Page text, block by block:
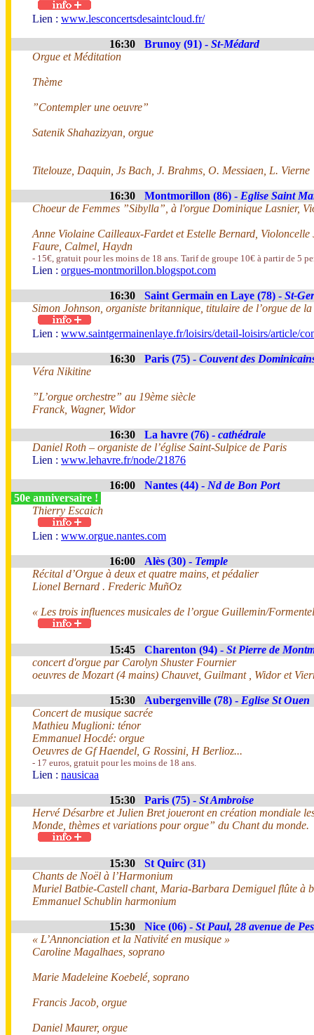
Lien : www.lesconcertsdesaintcloud.fr/
16:30 Brunoy (91) - St-Médard
Orgue et Méditation
Thème
”Contempler une oeuvre”
Satenik Shahazizyan, orgue
Titelouze, Daquin, Js Bach, J. Brahms, O. Messiaen, L. Vierne
16:30 Montmorillon (86) - Eglise Saint
Choeur de Femmes ”Sibylla”, à l'orgue Dominique Lasnier,
Anne Violaine Cailleaux-Fardet et Estelle Bernard, Violoncelle
Faure, Calmel, Haydn
- 15€, gratuit pour les moins de 18 ans. Tarif de groupe 10€ à partir de 5
Lien : orgues-montmorillon.blogspot.com
16:30 Saint Germain en Laye (78) - St-
Simon Johnson, organiste britannique, titulaire de l’orgue de
Lien : www.saintgermainenlaye.fr/loisirs/detail-loisirs/article/
16:30 Paris (75) - Couvent des
Véra Nikitine
”L’orgue orchestre” au 19ème siècle
Franck, Wagner, Widor
16:30 La havre (76) - cathédrale
Daniel Roth – organiste de l’église Saint-Sulpice de Paris
Lien : www.lehavre.fr/node/21876
16:00 Nantes (44) - Nd de Bon Port
50e anniversaire !
Thierry Escaich
Lien : www.orgue.nantes.com
16:00 Alès (30) - Temple
Récital d’Orgue à deux et quatre mains, et pédalier
Lionel Bernard . Frederic MuñOz
« Les trois influences musicales de l’orgue Guillemin/
15:45 Charenton (94) - St Pierre de
concert d'orgue par Carolyn Shuster Fournier
oeuvres de Mozart (4 mains) Chauvet, Guilmant , Widor et
15:30 Aubergenville (78) - Eglise St Ouen
Concert de musique sacrée
Mathieu Muglioni: ténor
Emmanuel Hocdé: orgue
Oeuvres de Gf Haendel, G Rossini, H Berlioz...
- 17 euros, gratuit pour les moins de 18 ans.
Lien : nausicaa
15:30 Paris (75) - St Ambroise
Hervé Désarbre et Julien Bret joueront en création mondiale
Monde, thèmes et variations pour orgue” du Chant du monde.
15:30
St Quirc (31)
Chants de Noël à l’Harmonium
Muriel Batbie-Castell chant, Maria-Barbara Demiguel flûte à
Emmanuel Schublin harmonium
15:30 Nice (06) - St Paul, 28 avenue de
« L’Annonciation et la Nativité en musique »
Caroline Magalhaes, soprano
Marie Madeleine Koebelé, soprano
Francis Jacob, orgue
Daniel Maurer, orgue